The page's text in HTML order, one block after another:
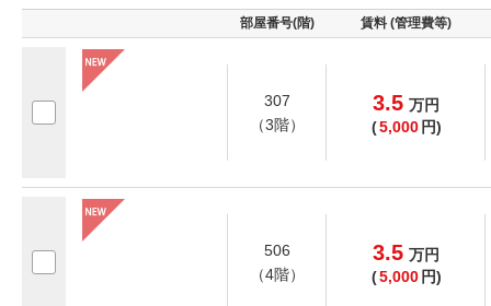
部屋番号(階) 賃料 (管理費等)
307
（3階）
3.5 万円
(5,000 円)
506
（4階）
3.5 万円
(5,000 円)